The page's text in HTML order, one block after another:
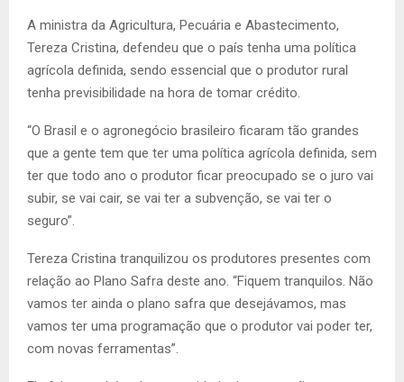
A ministra da Agricultura, Pecuária e Abastecimento,
Tereza Cristina, defendeu que o país tenha uma política
agrícola definida, sendo essencial que o produtor rural
tenha previsibilidade na hora de tomar crédito.
“O Brasil e o agronegócio brasileiro ficaram tão grandes
que a gente tem que ter uma política agrícola definida, sem
ter que todo ano o produtor ficar preocupado se o juro vai
subir, se vai cair, se vai ter a subvenção, se vai ter o
seguro”.
Tereza Cristina tranquilizou os produtores presentes com
relação ao Plano Safra deste ano. “Fiquem tranquilos. Não
vamos ter ainda o plano safra que desejávamos, mas
vamos ter uma programação que o produtor vai poder ter,
com novas ferramentas”.